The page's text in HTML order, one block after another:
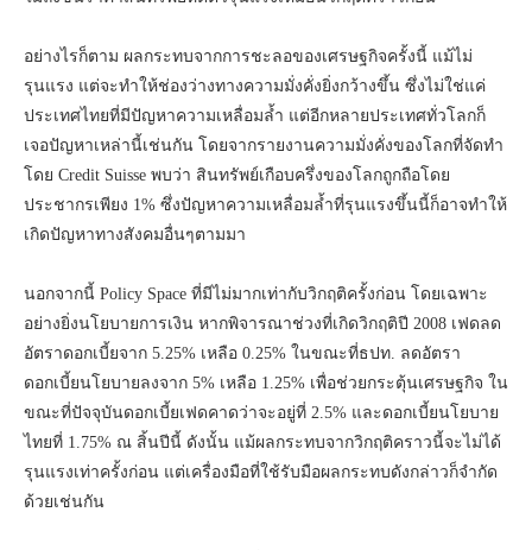
อย่างไรก็ตาม ผลกระทบจากการชะลอของเศรษฐกิจครั้งนี้ แม้ไม่
รุนแรง แต่จะทำให้ช่องว่างทางความมั่งคั่งยิ่งกว้างขึ้น ซึ่งไม่ใช่แค่
ประเทศไทยที่มีปัญหาความเหลื่อมล้ำ แต่อีกหลายประเทศทั่วโลกก็
เจอปัญหาเหล่านี้เช่นกัน โดยจากรายงานความมั่งคั่งของโลกที่จัดทำ
โดย Credit Suisse พบว่า สินทรัพย์เกือบครึ่งของโลกถูกถือโดย
ประชากรเพียง 1% ซึ่งปัญหาความเหลื่อมล้ำที่รุนแรงขึ้นนี้ก็อาจทำให้
เกิดปัญหาทางสังคมอื่นๆตามมา
นอกจากนี้ Policy Space ที่มีไม่มากเท่ากับวิกฤติครั้งก่อน โดยเฉพาะ
อย่างยิ่งนโยบายการเงิน หากพิจารณาช่วงที่เกิดวิกฤติปี 2008 เฟดลด
อัตราดอกเบี้ยจาก 5.25% เหลือ 0.25% ในขณะที่ธปท. ลดอัตรา
ดอกเบี้ยนโยบายลงจาก 5% เหลือ 1.25% เพื่อช่วยกระตุ้นเศรษฐกิจ ใน
ขณะที่ปัจจุบันดอกเบี้ยเฟดคาดว่าจะอยู่ที่ 2.5% และดอกเบี้ยนโยบาย
ไทยที่ 1.75% ณ สิ้นปีนี้ ดังนั้น แม้ผลกระทบจากวิกฤติคราวนี้จะไม่ได้
รุนแรงเท่าครั้งก่อน แต่เครื่องมือที่ใช้รับมือผลกระทบดังกล่าวก็จำกัด
ด้วยเช่นกัน